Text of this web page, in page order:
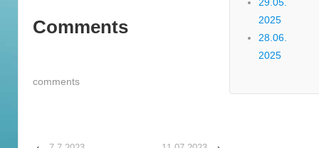
Comments
comments
2025
28.06.
2025